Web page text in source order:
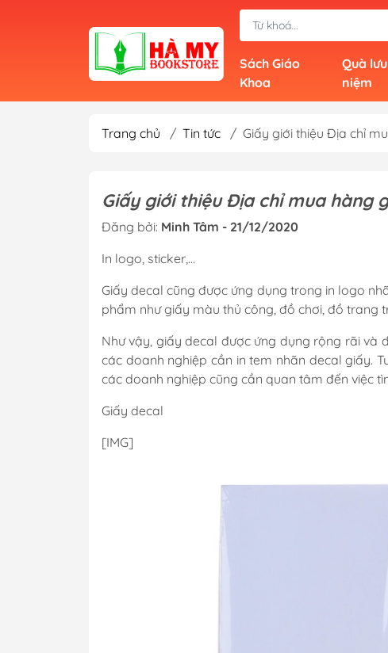
Sách Giáo
Khoa
Quà lưu
niệm
Trang chủ / Tin tức / Giấy giới thiệu Địa chỉ
Giấy giới thiệu Địa chỉ mua hàng
Đăng bởi: Minh Tâm - 21/12/2020
In logo, sticker,…
Giấy decal cũng được ứng dụng trong in logo
phẩm như giấy màu thủ công, đồ chơi, đồ trang
Như vậy, giấy decal được ứng dụng rộng rãi
các doanh nghiệp cần in tem nhãn decal giấy.
các doanh nghiệp cũng cần quan tâm đến việc
Giấy decal
[​IMG]